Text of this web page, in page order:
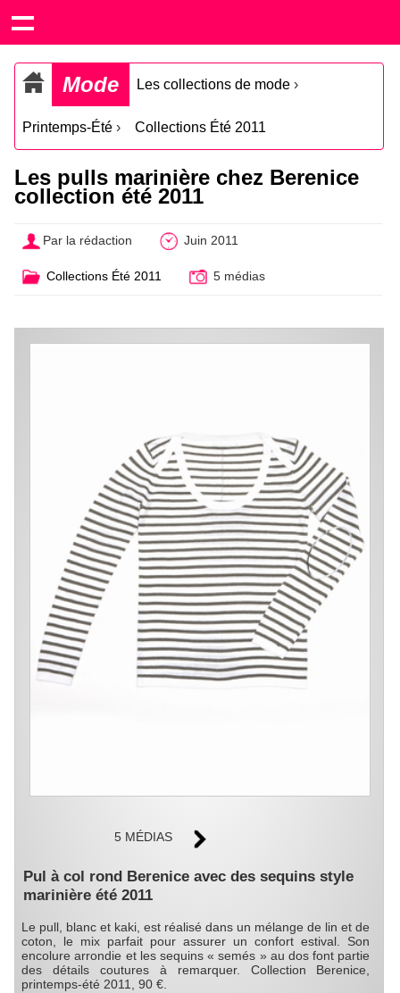
Mode Les collections de mode ›
Printemps-Été › Collections Été 2011
Les pulls marinière chez Berenice
collection été 2011
Par la rédaction Juin 2011
Collections Été 2011 5 médias
5 MÉDIAS
Pul à col rond Berenice avec des sequins style
marinière été 2011
Le pull, blanc et kaki, est réalisé dans un mélange de lin et de
coton, le mix parfait pour assurer un confort estival. Son
encolure arrondie et les sequins « semés » au dos font partie
des détails coutures à remarquer. Collection Berenice,
printemps-été 2011, 90 €.